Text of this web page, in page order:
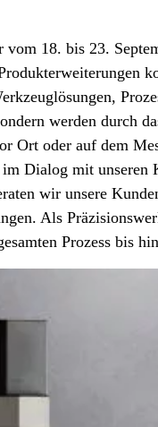
18. bis 23.
werden durch
Ort oder auf dem
Dialog mit unseren
wir unsere
Als
Prozess bis